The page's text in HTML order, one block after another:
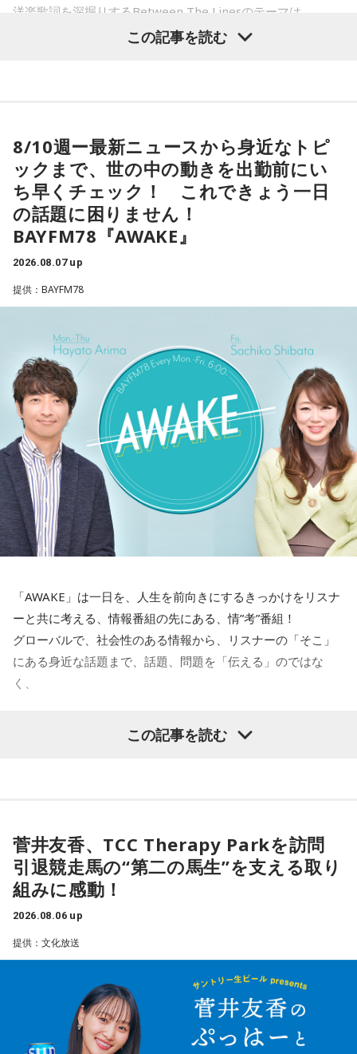
洋楽歌詞を深掘りするBetween The Linesのテーマは
R&Bとモダン・カントリーの融合にトライした新作
『HIGHWAY 79』を特集。
＜8月11日(火)のTOPICS＞
開催間近！今年25周年＆3日間開催〜サマソニの見どころを
チェックする 「サマーソニック・ガイド2026」。
火曜はTokyo Day-1（8月14日（金））のラインナップに注
＜8月12日(水)のTOPICS＞
開催間近！今年25周年＆3日間開催〜サマソニの見どころを
チェックする 「サマーソニック・ガイド2026」。
水曜はTokyo Day-2（8月15日（土））のラインナップに注
目！
＜8月13日(木)のTOPICS＞
チェックする 「サマーソニック・ガイド2026」。
木曜はTokyo Day-3（8月16日（日））のラインナップに注
目！
など内容盛りだくさん！
毎週月～木曜日19:00～20:39
DJ：門脇知子
mail:ixp@bayfm.co.jp
#bayfmixp
月曜の放送をradikoで聴く
この記事を読む
8/10週ー最新ニュースから身近なトピ
ックまで、世の中の動きを出勤前にい
ち早くチェック！ これできょう一日
の話題に困りません！
BAYFM78『AWAKE』
2026.08.07 up
提供：BAYFM78
「AWAKE」は一日を、人生を前向きにするきっかけをリスナ
ーと共に考える、情報番組の先にある、情”考”番組！
グローバルで、社会性のある情報から、リスナーの「そこ」
にある身近な話題まで、話題、問題を「伝える」のではな
く、
金曜日担当DJはBAYFMでもおなじみの、柴田幸子。
＜8月10日(月)のTOPICS＞
山の日直前！登山芸人・桜花さんも登場！
りやすくアプローチします。
あなたの生活に気づきと目覚めをもたらす “アーリー” モーニ
ング・プログラム。
この記事を読む
菅井友香、TCC Therapy Parkを訪問
引退競走馬の“第二の馬生”を支える取り
組みに感動！
2026.08.06 up
提供：文化放送